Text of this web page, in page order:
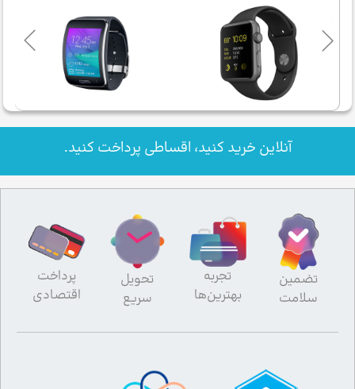
آنلاین خرید کنید، اقساطی پرداخت کنید.
تضمین
سلامت
تجربه
بهترین‌ها
تحویل
سریع
پرداخت
اقتصادی